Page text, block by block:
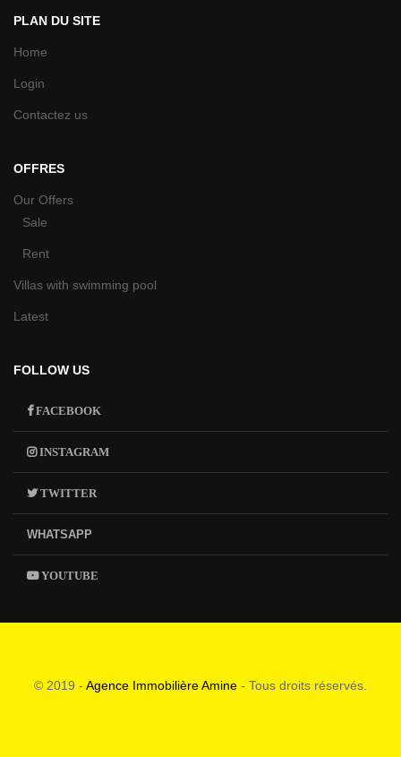
PLAN DU SITE
Home
Login
Contactez us
OFFRES
Our Offers
Sale
Rent
Villas with swimming pool
Latest
FOLLOW US
FACEBOOK
INSTAGRAM
TWITTER
WHATSAPP
YOUTUBE
© 2019 - Agence Immobilière Amine - Tous droits réservés.